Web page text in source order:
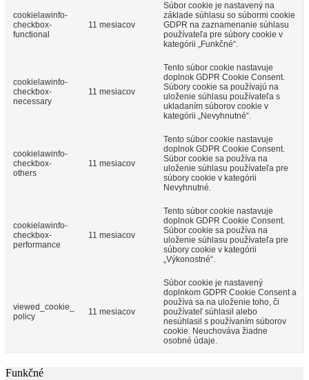
cookielawinfo-
checkbox-
functional
11 mesiacov
Súbor cookie je nastavený na
základe súhlasu so súbormi cookie
GDPR na zaznamenanie súhlasu
používateľa pre súbory cookie v
kategórii „Funkčné“.
cookielawinfo-
checkbox-
necessary
11 mesiacov
Tento súbor cookie nastavuje
doplnok GDPR Cookie Consent.
Súbory cookie sa používajú na
uloženie súhlasu používateľa s
ukladaním súborov cookie v
kategórii „Nevyhnutné“.
cookielawinfo-
checkbox-
others
11 mesiacov
Tento súbor cookie nastavuje
doplnok GDPR Cookie Consent.
Súbor cookie sa používa na
uloženie súhlasu používateľa pre
súbory cookie v kategórii
Nevyhnutné.
cookielawinfo-
checkbox-
performance
11 mesiacov
Tento súbor cookie nastavuje
doplnok GDPR Cookie Consent.
Súbor cookie sa používa na
uloženie súhlasu používateľa pre
súbory cookie v kategórii
„Výkonostné“.
viewed_cookie_
policy
11 mesiacov
Súbor cookie je nastavený
doplnkom GDPR Cookie Consent a
používa sa na uloženie toho, či
používateľ súhlasil alebo
nesúhlasil s používaním súborov
cookie. Neuchováva žiadne
osobné údaje.
Funkčné